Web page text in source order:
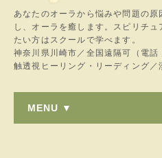
あなたのオーラから悩みや問題の原
し、オーラを癒します。スピリチ
たい方はスクールで学べます。
神奈川県川崎市／全国遠隔可（電
触透視ヒーリング・リーディング／
MENU ▼